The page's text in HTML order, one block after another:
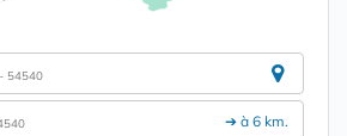
- 54540
➔ à 6 km.